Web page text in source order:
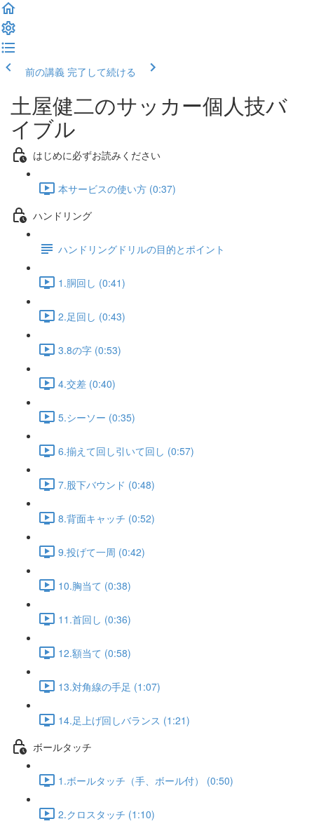
前の講義 完了して続ける
土屋健二のサッカー個人技バ
イブル
はじめに必ずお読みください
本サービスの使い方 (0:37)
ハンドリング
ハンドリングドリルの目的とポイント
1.胴回し (0:41)
2.足回し (0:43)
3.8の字 (0:53)
4.交差 (0:40)
5.シーソー (0:35)
6.揃えて回し引いて回し (0:57)
7.股下バウンド (0:48)
8.背面キャッチ (0:52)
9.投げて一周 (0:42)
10.胸当て (0:38)
11.首回し (0:36)
12.額当て (0:58)
13.対角線の手足 (1:07)
14.足上げ回しバランス (1:21)
ボールタッチ
1.ボールタッチ（手、ボール付） (0:50)
2.クロスタッチ (1:10)